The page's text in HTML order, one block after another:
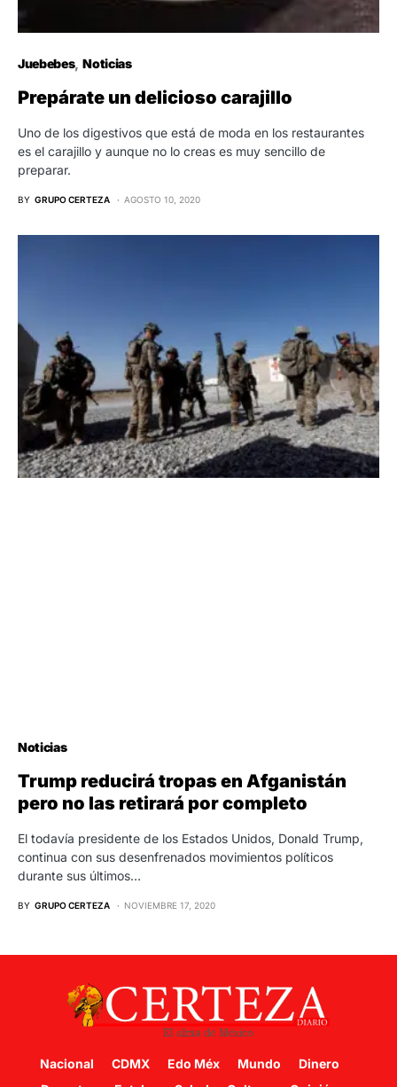
Juebebes Noticias
Prepárate un delicioso carajillo
Uno de los digestivos que está de moda en los restaurantes
es el carajillo y aunque no lo creas es muy sencillo de
preparar.
BY GRUPO CERTEZA AGOSTO 10, 2020
Noticias
Trump reducirá tropas en Afganistán
pero no las retirará por completo
El todavía presidente de los Estados Unidos, Donald Trump,
continua con sus desenfrenados movimientos políticos
durante sus últimos…
BY GRUPO CERTEZA NOVIEMBRE 17, 2020
Nacional CDMX Edo Méx Mundo
Dinero